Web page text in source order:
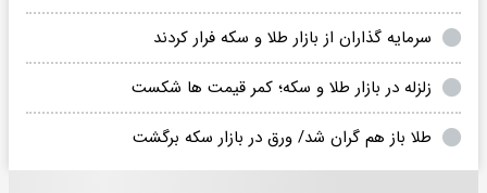
سرمایه گذاران از بازار طلا و سکه فرار کردند
زلزله در بازار طلا و سکه؛ کمر قیمت ها شکست
طلا باز هم گران شد/ ورق در بازار سکه برگشت